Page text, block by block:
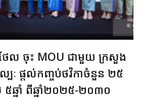
ែល ចុះ MOU ជាមួយ ក្រសួង
បៈ ផ្ដល់កញ្ចប់ថវិកាចំនួន ២៥
៥ឆ្នាំ ពីឆ្នាំ២០២៥-២០៣០